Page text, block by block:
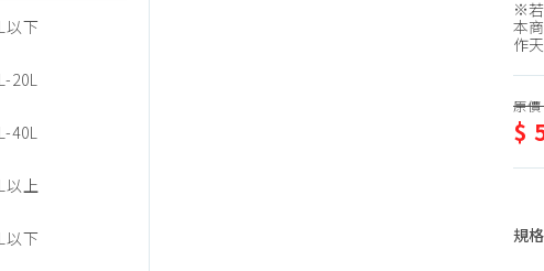
廚衛三機
廚房家電
生活家電
開運
園藝
以下
20L
40L
以上
以下
※若
本
作
原
$
規格